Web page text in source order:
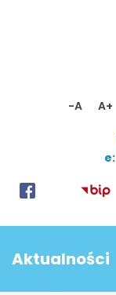
-A A+
e:
Aktualności